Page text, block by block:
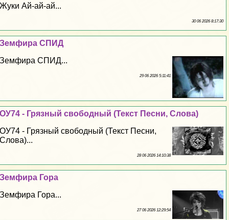
Жуки Ай-ай-ай...
30 06 2026 8:17:30
Земфира СПИД
Земфира СПИД...
29 06 2026 5:11:41
ОУ74 - Грязный свободный (Текст Песни, Слова)
ОУ74 - Грязный свободный (Текст Песни,
Слова)...
28 06 2026 14:10:38
Земфира Гора
Земфира Гора...
27 06 2026 12:29:54